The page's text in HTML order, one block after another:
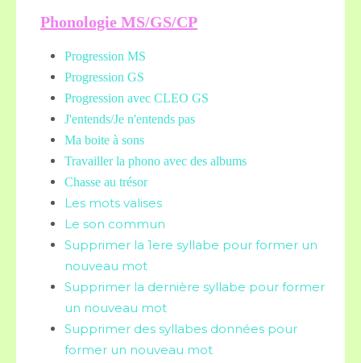
Phonologie MS/GS/CP
Progression MS
Progression GS
Progression avec CLEO GS
J'entends/Je n'entends pas
Ma boite à sons
Travailler la phono avec des albums
Chasse au trésor
Les mots valises
Le son commun
Supprimer la 1ere syllabe pour former un
nouveau mot
Supprimer la dernière syllabe pour former
un nouveau mot
Supprimer des syllabes données pour
former un nouveau mot